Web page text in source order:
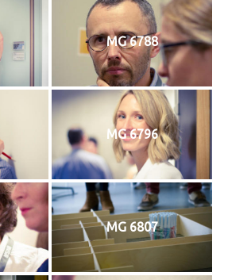
MG 6788
MG 6796
MG 6807